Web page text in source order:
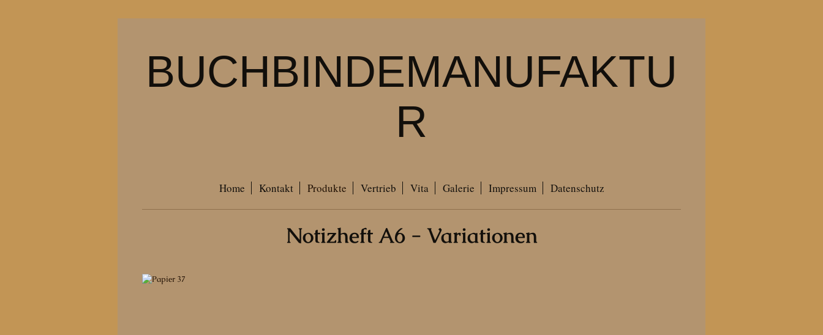
BUCHBINDEMANUFAKTU
R
Home Kontakt Produkte Vertrieb Vita Galerie Impressum Datenschutz
Notizheft A6 - Variationen